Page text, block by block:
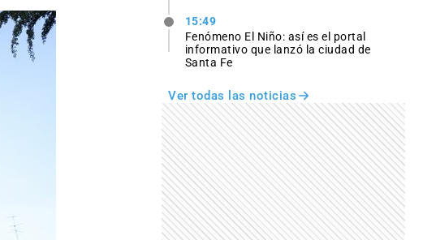
15:49
Fenómeno El Niño: así es el portal
informativo que lanzó la ciudad de
Santa Fe
Ver todas las noticias